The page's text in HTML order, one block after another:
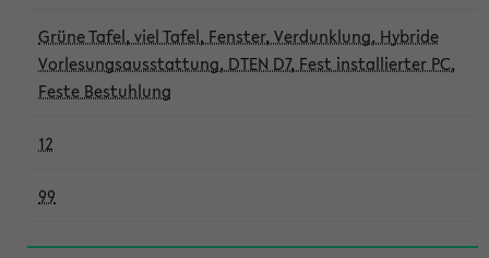
Grüne Tafel, viel Tafel, Fenster, Verdunklung, Hybride
Vorlesungsausstattung, DTEN D7, Fest installierter PC,
Feste Bestuhlung
12
99